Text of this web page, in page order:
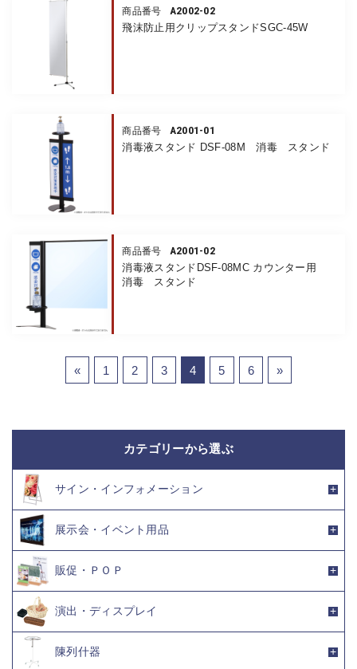
商品番号 A2002-02
飛沫防止用クリップスタンドSGC-45W
商品番号 A2001-01
消毒液スタンド DSF-08M 消毒 スタンド
商品番号 A2001-02
消毒液スタンドDSF-08MC カウンター用
消毒 スタンド
« 1 2 3 4 5 6 »
カテゴリーから選ぶ
サイン・インフォメーション
展示会・イベント用品
販促・ＰＯＰ
演出・ディスプレイ
陳列什器